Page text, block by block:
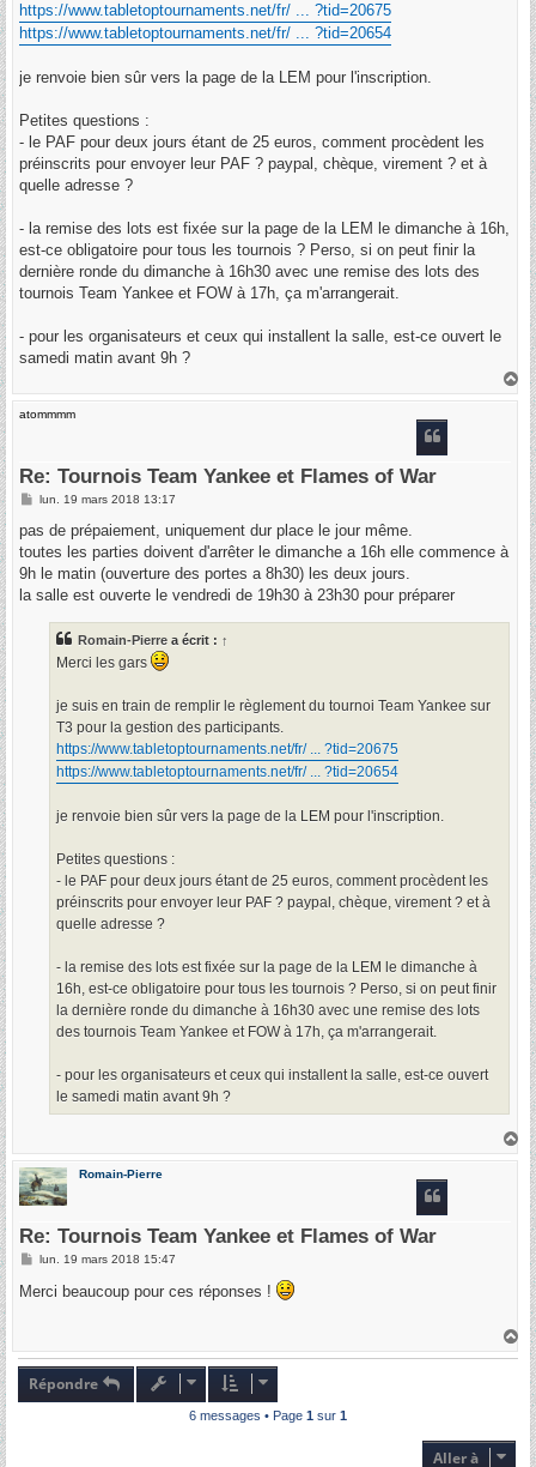
https://www.tabletoptournaments.net/fr/ ... ?tid=20675
https://www.tabletoptournaments.net/fr/ ... ?tid=20654
je renvoie bien sûr vers la page de la LEM pour l'inscription.
Petites questions :
- le PAF pour deux jours étant de 25 euros, comment procèdent les
préinscrits pour envoyer leur PAF ? paypal, chèque, virement ? et à
quelle adresse ?
- la remise des lots est fixée sur la page de la LEM le dimanche à 16h,
est-ce obligatoire pour tous les tournois ? Perso, si on peut finir la
dernière ronde du dimanche à 16h30 avec une remise des lots des
tournois Team Yankee et FOW à 17h, ça m'arrangerait.
- pour les organisateurs et ceux qui installent la salle, est-ce ouvert le
samedi matin avant 9h ?
H
atommmm
Re: Tournois Team Yankee et Flames of War
M
s
a
g
lun. 19 mars 2018 13:17
pas de prépaiement, uniquement dur place le jour même.
toutes les parties doivent d'arrêter le dimanche a 16h elle commence à
9h le matin (ouverture des portes a 8h30) les deux jours.
la salle est ouverte le vendredi de 19h30 à 23h30 pour préparer
Romain-Pierre a écrit : ↑
Merci les gars
je suis en train de remplir le règlement du tournoi Team Yankee sur
T3 pour la gestion des participants.
https://www.tabletoptournaments.net/fr/ ... ?tid=20675
https://www.tabletoptournaments.net/fr/ ... ?tid=20654
je renvoie bien sûr vers la page de la LEM pour l'inscription.
Petites questions :
- le PAF pour deux jours étant de 25 euros, comment procèdent les
préinscrits pour envoyer leur PAF ? paypal, chèque, virement ? et à
quelle adresse ?
- la remise des lots est fixée sur la page de la LEM le dimanche à
16h, est-ce obligatoire pour tous les tournois ? Perso, si on peut finir
la dernière ronde du dimanche à 16h30 avec une remise des lots
des tournois Team Yankee et FOW à 17h, ça m'arrangerait.
- pour les organisateurs et ceux qui installent la salle, est-ce ouvert
le samedi matin avant 9h ?
H
Romain-Pierre
Re: Tournois Team Yankee et Flames of War
M
s
s
lun. 19 mars 2018 15:47
Merci beaucoup pour ces réponses !
H
Répondre
6 messages • Page 1 sur 1
Aller à